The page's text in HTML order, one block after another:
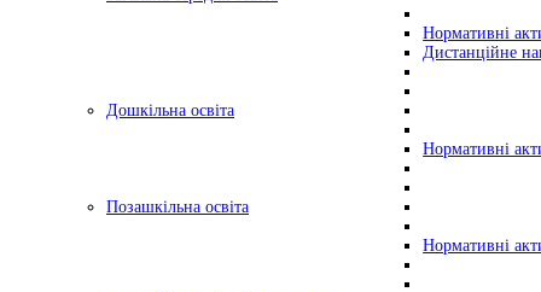
Нормативні
Дистанційне
Дошкільна освіта
Нормативні
Позашкільна освіта
Нормативні